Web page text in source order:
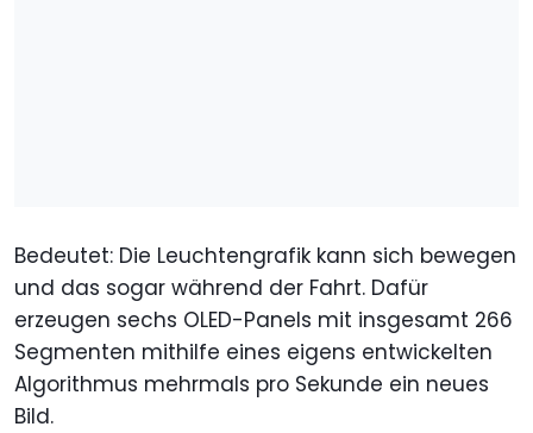
Bedeutet: Die Leuchtengrafik kann sich bewegen
und das sogar während der Fahrt. Dafür
erzeugen sechs OLED-Panels mit insgesamt 266
Segmenten mithilfe eines eigens entwickelten
Algorithmus mehrmals pro Sekunde ein neues
Bild.